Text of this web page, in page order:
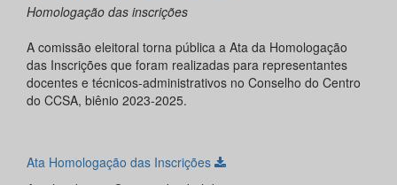
Homologação das inscrições
A comissão eleitoral torna pública a Ata da Homologação
das Inscrições que foram realizadas para representantes
docentes e técnicos-administrativos no Conselho do Centro
do CCSA, biênio 2023-2025.
Ata Homologação das Inscrições